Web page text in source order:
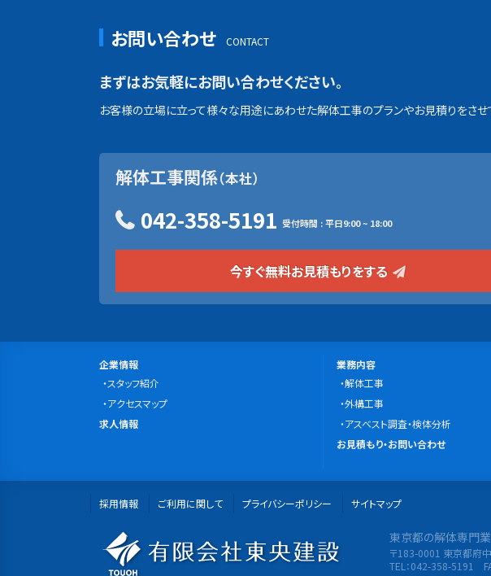
お問い合わせ
まずはお気軽にお問い合わせください。
お客様の立場に立って様々な用途にあわせた解体工事のプランやお見積りをさせ
解体工事関係（本社）
042-358-5191 受付時間 : 平日9:00 ~ 18:00
今すぐ無料お見積もりをする
サ
イ
ト
会
社
案
内
企業情報
スタッフ紹介
アクセスマップ
求
報
求人情報
事
業
内
容
業務内容
解体工事
外構工事
アスベスト調査・検体分析
無
お
も
り・
お見積もり・お問い合わせ
採用情報 ご利用に関して プライバシーポリシー サイトマップ
有限会社 東央建設
東京都の解体専門
〒183-0001 東京都府
TEL：042-358-5191